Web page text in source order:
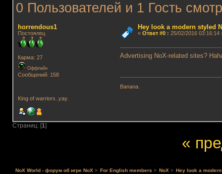
0 Пользователей и 1 Гость
horrendous1
Постоялец
Карма: 27
Оффлайн
Сообщений: 158
King of warriors..yay.
Hey look a modern styled
« Ответ #0: 25/02/2016 03:16:14
Advertising NoX-related sites?
Banana.
Страниц: [1]
«
NoX World - форум об игре NoX> For English members > NoX > Hey look a